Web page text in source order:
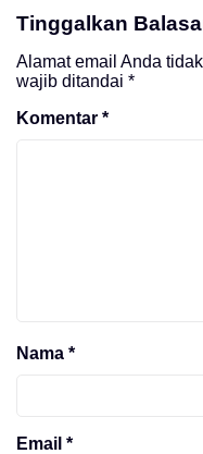
Tinggalkan
Alamat email Anda
wajib ditandai *
Komentar *
Nama *
Email *